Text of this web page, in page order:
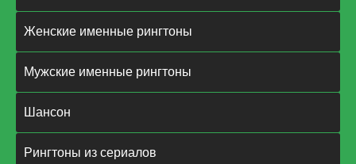
Женские именные рингтоны
Мужские именные рингтоны
Шансон
Рингтоны из сериалов